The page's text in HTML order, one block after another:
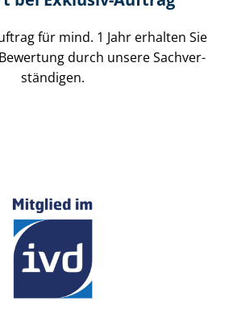
für mind. 1 Jahr erhalten Sie
durch unsere Sach­ver­
stän­di­gen.